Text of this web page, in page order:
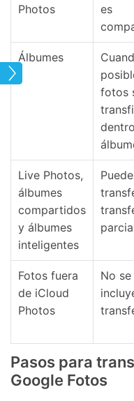
Photos
es
Álbumes
fotos
Live Photos,
álbumes
compartidos
y álbumes
inteligentes
Fotos fuera
de iCloud
Photos
No se
Pasos para
Google Fotos